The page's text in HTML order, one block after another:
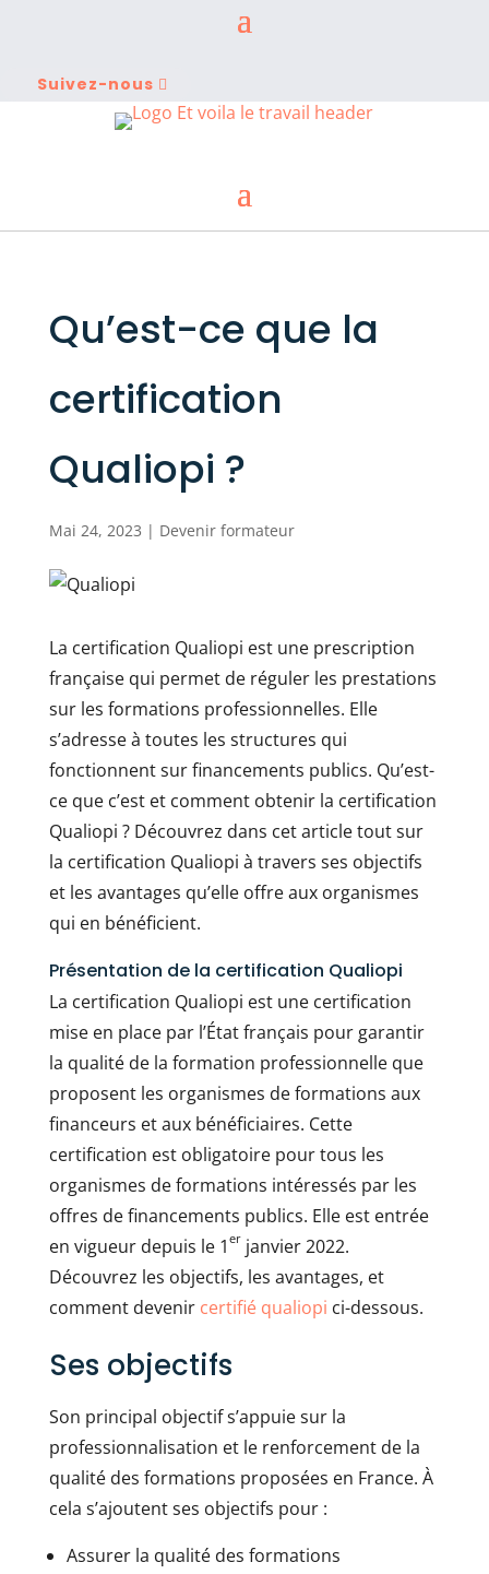
Suivez-nous
Qu’est-ce que la
certification
Qualiopi ?
Mai 24, 2023 | Devenir formateur
La certification Qualiopi est une prescription
française qui permet de réguler les prestations
sur les formations professionnelles. Elle
s’adresse à toutes les structures qui
fonctionnent sur financements publics. Qu’est-
ce que c’est et comment obtenir la certification
Qualiopi ? Découvrez dans cet article tout sur
la certification Qualiopi à travers ses objectifs
et les avantages qu’elle offre aux organismes
qui en bénéficient.
Présentation de la certification Qualiopi
La certification Qualiopi est une certification
mise en place par l’État français pour garantir
la qualité de la formation professionnelle que
proposent les organismes de formations aux
financeurs et aux bénéficiaires. Cette
certification est obligatoire pour tous les
organismes de formations intéressés par les
offres de financements publics. Elle est entrée
en vigueur depuis le 1 er janvier 2022.
Découvrez les objectifs, les avantages, et
comment devenir certifié qualiopi ci-dessous.
Ses objectifs
Son principal objectif s’appuie sur la
professionnalisation et le renforcement de la
qualité des formations proposées en France. À
cela s’ajoutent ses objectifs pour :
Assurer la qualité des formations